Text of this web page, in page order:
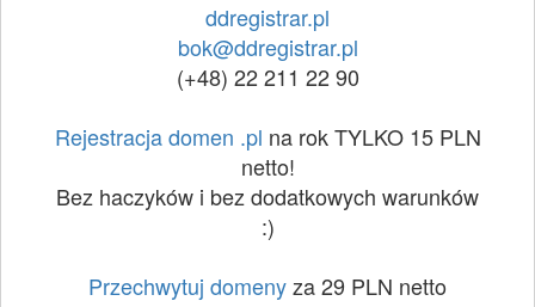
ddregistrar.pl
bok@ddregistrar.pl
(+48) 22 211 22 90
Rejestracja domen .pl na rok TYLKO 15 PLN
netto!
Bez haczyków i bez dodatkowych warunków
:)
Przechwytuj domenyza 29 PLN netto